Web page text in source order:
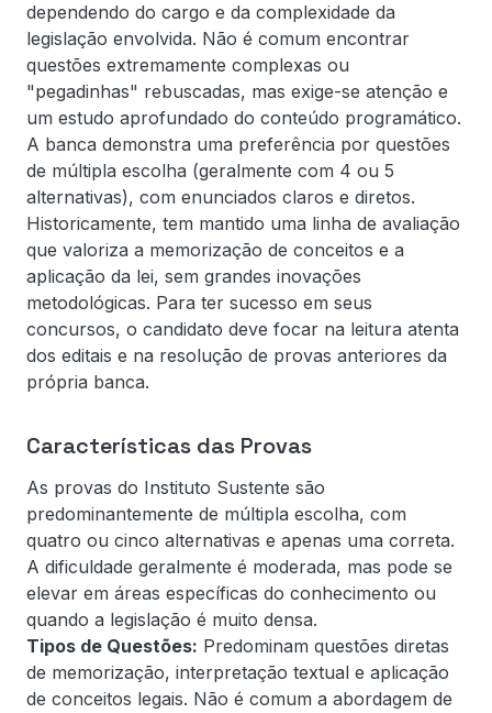
dependendo do cargo e da complexidade da
legislação envolvida. Não é comum encontrar
questões extremamente complexas ou
"pegadinhas" rebuscadas, mas exige-se atenção e
um estudo aprofundado do conteúdo programático.
A banca demonstra uma preferência por questões
de múltipla escolha (geralmente com 4 ou 5
alternativas), com enunciados claros e diretos.
Historicamente, tem mantido uma linha de avaliação
que valoriza a memorização de conceitos e a
aplicação da lei, sem grandes inovações
metodológicas. Para ter sucesso em seus
concursos, o candidato deve focar na leitura atenta
dos editais e na resolução de provas anteriores da
própria banca.
Características das Provas
As provas do Instituto Sustente são
predominantemente de múltipla escolha, com
quatro ou cinco alternativas e apenas uma correta.
A dificuldade geralmente é moderada, mas pode se
elevar em áreas específicas do conhecimento ou
quando a legislação é muito densa.
Tipos de Questões: Predominam questões diretas
de memorização, interpretação textual e aplicação
de conceitos legais. Não é comum a abordagem de